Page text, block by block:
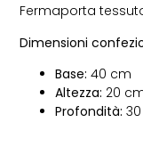
Fermaporta
Dimensioni
Base: 40 cm
Altezza: 20
Profondità: